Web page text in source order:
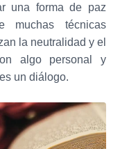
una forma de paz
muchas técnicas
la neutralidad y el
algo personal y
un diálogo.